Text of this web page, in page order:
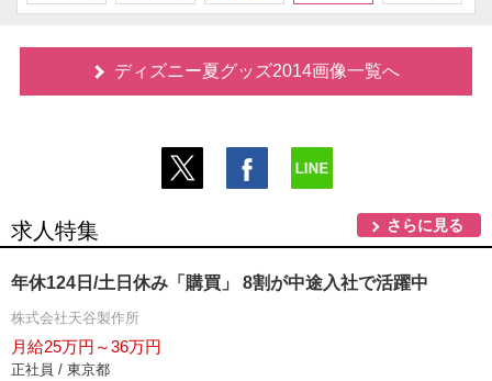
ディズニー夏グッズ2014画像一覧へ
求人特集 さらに見る
年休124日/土日休み「購買」 8割が中途入社で活躍中
株式会社天谷製作所
月給25万円～36万円
正社員 / 東京都